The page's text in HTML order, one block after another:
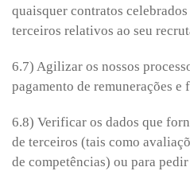
quaisquer contratos
terceiros relativos ao seu
6.7) Agilizar os nossos
pagamento de remunerações e
6.8) Verificar os dados que
de terceiros (tais como
de competências) ou para